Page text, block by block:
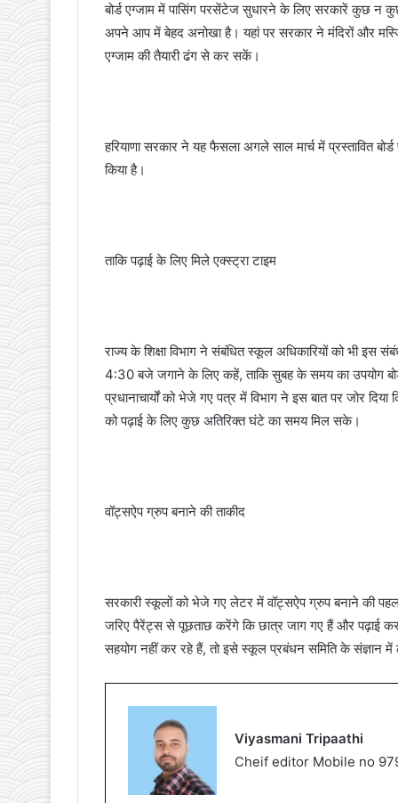
बोर्ड एग्जाम में पासिंग परसेंटेज सुधारने के लिए सरकारें कुछ न
अपने आप में बेहद अनोखा है। यहां पर सरकार ने मंदिरों और
एग्जाम की तैयारी ढंग से कर सकें।
हरियाणा सरकार ने यह फैसला अगले साल मार्च में प्रस्तावित
किया है।
ताकि पढ़ाई के लिए मिले एक्स्ट्रा टाइम
राज्य के शिक्षा विभाग ने संबंधित स्कूल अधिकारियों को भी इस
4:30 बजे जगाने के लिए कहें, ताकि सुबह के समय का उपयोग
प्रधानाचार्यों को भेजे गए पत्र में विभाग ने इस बात पर जोर
को पढ़ाई के लिए कुछ अतिरिक्त घंटे का समय मिल सके।
वॉट्सऐप ग्रुप बनाने की ताकीद
सरकारी स्कूलों को भेजे गए लेटर में वॉट्सऐप ग्रुप बनाने की
जरिए पैरेंट्स से पूछताछ करेंगे कि छात्र जाग गए हैं और पढ़ाई
सहयोग नहीं कर रहे हैं, तो इसे स्कूल प्रबंधन समिति के संज्ञान में
Viyasmani Tripaathi
Cheif editor Mobile no